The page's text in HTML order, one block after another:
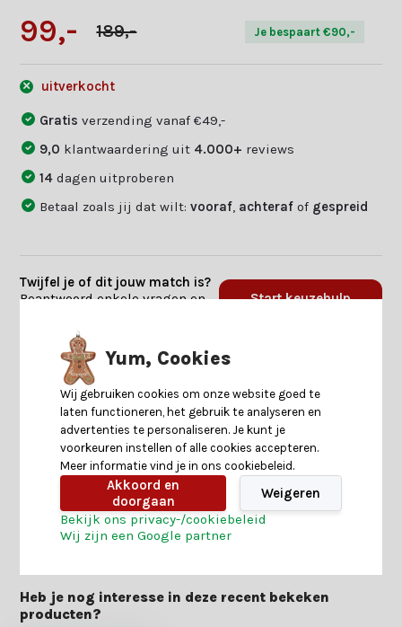
99,- 189,- Je bespaart €90,-
uitverkocht
Gratisverzending vanaf €49,-
9,0 klantwaardering uit 4.000+ reviews
14dagen uitproberen
Betaal zoals jij dat wilt:vooraf achteraf of gespreid
Twijfel je of dit jouw match is?
Beantwoord enkele vragen en
Start keuzehulp
Productomschrijving
Specificaties
Reviews
Heb je nog interesse in deze recent bekeken
producten?
Yum, Cookies
Wij gebruiken cookies om onze website goed te
laten functioneren, het gebruik te analyseren en
advertenties te personaliseren. Je kunt je
voorkeuren instellen of alle cookies accepteren.
Meer informatie vind je in ons cookiebeleid.
Akkoord en
doorgaan
Weigeren
Bekijk ons privacy-/cookiebeleid
Wij zijn een Google partner